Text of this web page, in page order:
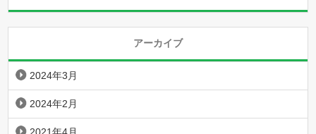
アーカイブ
2024年3月
2024年2月